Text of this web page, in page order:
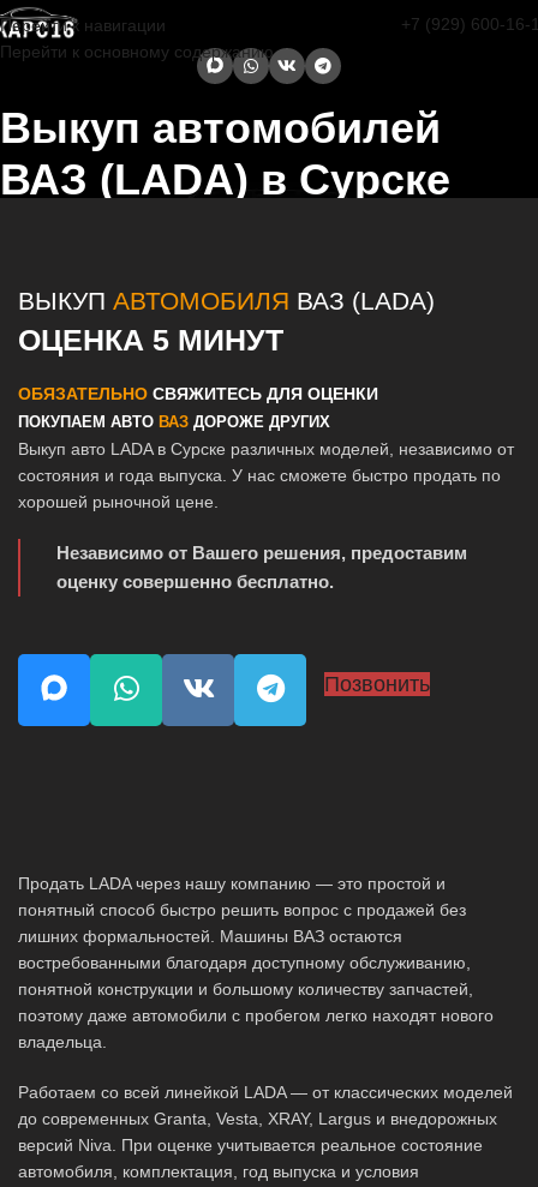
Перейти к навигации
Перейти к основному содержанию
+7 (929) 600-16-
Выкуп автомобилей
ВАЗ (LADA) в Сурске
ВЫКУП АВТОМОБИЛЯ ВАЗ (LADA)
ОЦЕНКА 5 МИНУТ
ОБЯЗАТЕЛЬНО СВЯЖИТЕСЬ ДЛЯ ОЦЕНКИ
ПОКУПАЕМ АВТО ВАЗ ДОРОЖЕ ДРУГИХ
Выкуп авто LADA в Сурске различных моделей, независимо от
состояния и года выпуска. У нас сможете быстро продать по
хорошей рыночной цене.
Независимо от Вашего решения, предоставим
оценку совершенно бесплатно.
Позвонить
Продать LADA через нашу компанию — это простой и
понятный способ быстро решить вопрос с продажей без
лишних формальностей. Машины ВАЗ остаются
востребованными благодаря доступному обслуживанию,
понятной конструкции и большому количеству запчастей,
поэтому даже автомобили с пробегом легко находят нового
владельца.
Работаем со всей линейкой LADA — от классических моделей
до современных Granta, Vesta, XRAY, Largus и внедорожных
версий Niva. При оценке учитывается реальное состояние
автомобиля, комплектация, год выпуска и условия